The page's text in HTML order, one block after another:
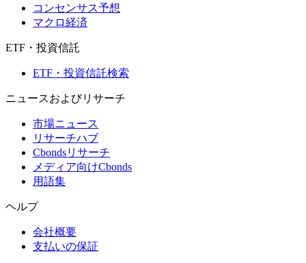
コンセンサス予想
マクロ経済
ETF・投資信託
ETF・投資信託検索
ニュースおよびリサーチ
市場ニュース
リサーチハブ
Cbondsリサーチ
メディア向けCbonds
用語集
ヘルプ
会社概要
支払いの保証